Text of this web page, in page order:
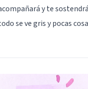
y te
se ve gris y pocas